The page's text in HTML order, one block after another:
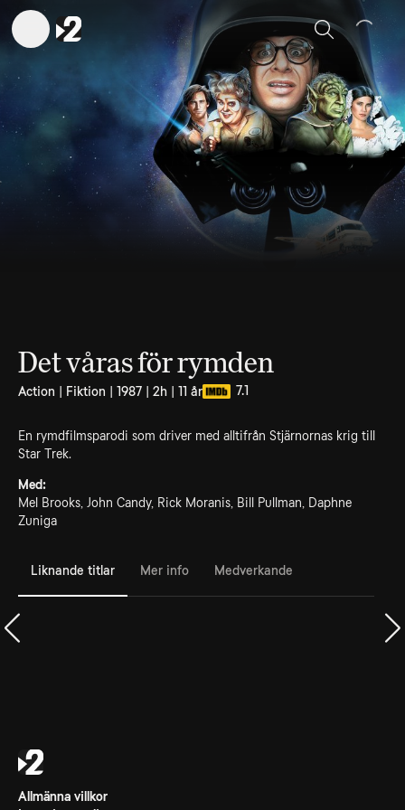
Sök
Det våras för rymden
Action | Fiktion | 1987 | 2h | 11 år 7.1
En rymdfilmsparodi som driver med alltifrån Stjärnornas krig till
Star Trek.
Med:
Mel Brooks, John Candy, Rick Moranis, Bill Pullman, Daphne
Zuniga
Liknande titlar Mer info Medverkande
Allmänna villkor